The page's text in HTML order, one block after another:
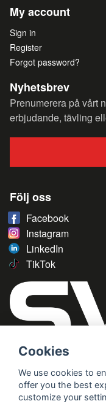
My account
Sign in
Register
Forgot password?
Nyhetsbrev
Prenumerera på vårt
erbjudande, tävling
Följ oss
Facebook
Instagram
LinkedIn
TikTok
Cookies
We use cookies to
offer you the best
customize your